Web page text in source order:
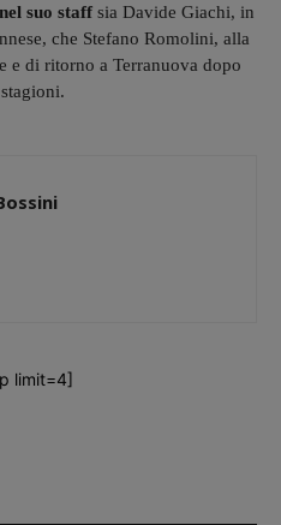
suo staff sia Davide Giachi, in
che Stefano Romolini, alla
e di ritorno a Terranuova dopo
limit=4]